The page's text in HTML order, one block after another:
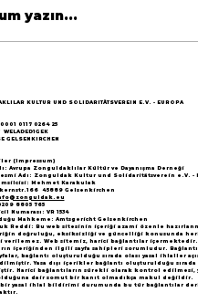
yankı uyandırdı...
yazın...
KULTUR UND SOLIDARITÄTSVEREIN E.V. - EUROPA
0001 0117 0264 25
WELADED1GEK
GELSENKIRCHEN
(Impressum)
Avrupa Zonguldaklılar Kültür ve Dayanışma Derneği
Adı: Zonguldak Kultur und Solidaritätsverein e.V. -
Mehmet Karakulak
45889 Gelsenkirchen
8805 765
Numarası: VR 1534
Mahkeme: Amtsgericht Gelsenkirchen
Reddi: Bu web sitesinin içeriği azami özenle
doğruluğu, eksiksizliği ve güncelliği konusunda
verilemez. Web sitemiz, harici bağlantılar içermektedir.
içeriğinden ilgili sayfa sahipleri sorumludur. Bağlantı
bağlantı oluşturulduğu sırada olası yasal ihlaller
Yasa dışı içerikler bağlantı oluşturulduğu sırada
Harici bağlantıların sürekli olarak kontrol edilmesi,
dair somut bir kanıt olmadıkça makul değildir.
bir yasal ihlal bildirimi durumunda bu tür bağlantılar